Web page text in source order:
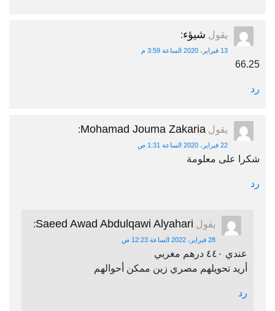
يقول شيؤء:
13 فبراير، 2020 الساعة 3:59 م
66.25
رد
يقول Mohamad Jouma Zakaria
:
22 فبراير، 2020 الساعة 1:31 ص
شكرا على معلومة
رد
يقول Saeed Awad Abdulqawi Alyahari
:
28 فبراير، 2022 الساعة 12:23 ص
عندي ٤٤٠ درهم مغربي
أريد تحويلهم مصري زين ممكن أحوالهم
رد